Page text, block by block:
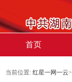
首页
当前位置: 红星一网一云>